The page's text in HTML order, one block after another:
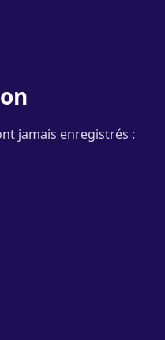
jamais enregistrés :